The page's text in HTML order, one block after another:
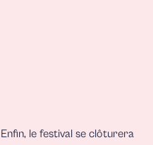
Enfin, le festival se clôturera